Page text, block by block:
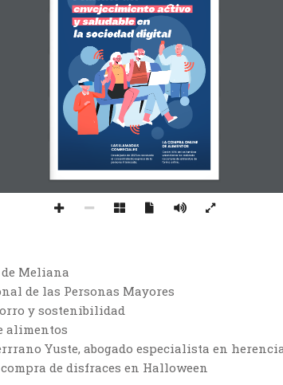
LAS LLAMADAS
COMERCIALES
LA COMPRA ONLINE
DE ALIMENTOS
Desde junio de 2023 es necesario
el consentimiento expreso de la
persona interesada.
Casi el 50% de las familias
valencianas ha realizado
la compra de alimentos de
forma online.
Meliana
de las Personas Mayores
y sostenibilidad
alimentos
Yuste, abogado especialista en
de disfraces en Halloween